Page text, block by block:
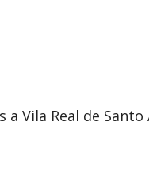
Vila Real de Santo